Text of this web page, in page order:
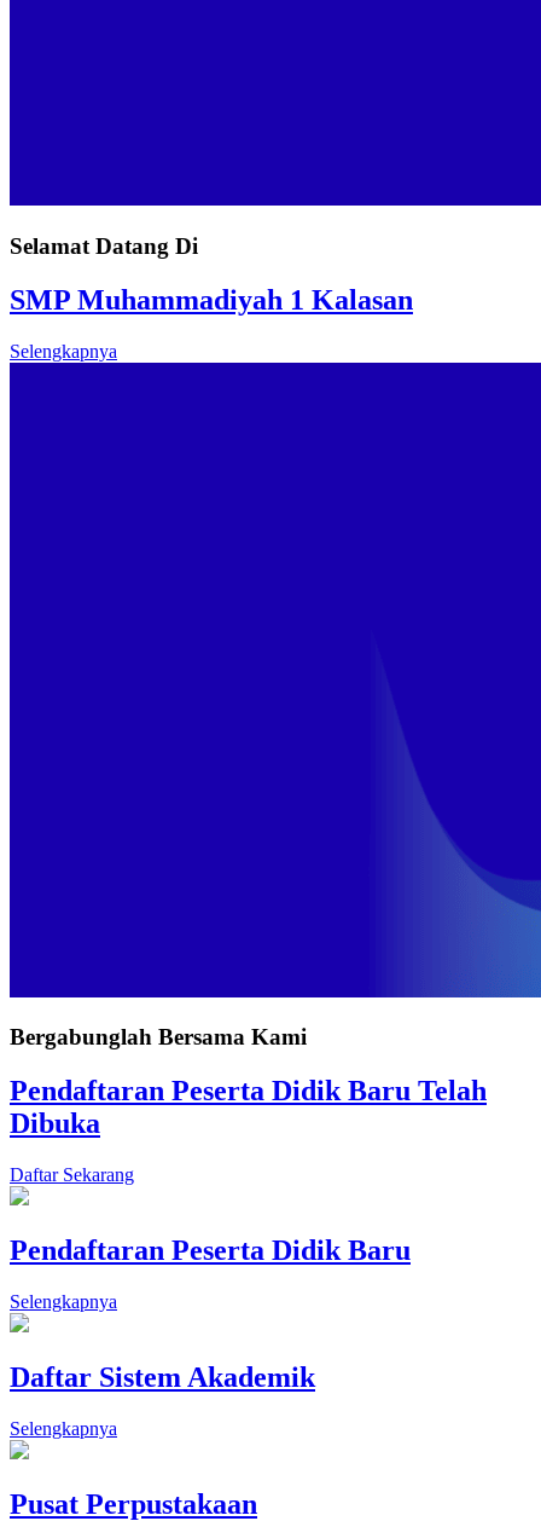
Selamat Datang Di
SMP Muhammadiyah 1 Kalasan
Selengkapnya
Bergabunglah Bersama Kami
Pendaftaran Peserta Didik Baru Telah
Dibuka
Daftar Sekarang
Pendaftaran Peserta Didik Baru
Selengkapnya
Daftar Sistem Akademik
Selengkapnya
Pusat Perpustakaan